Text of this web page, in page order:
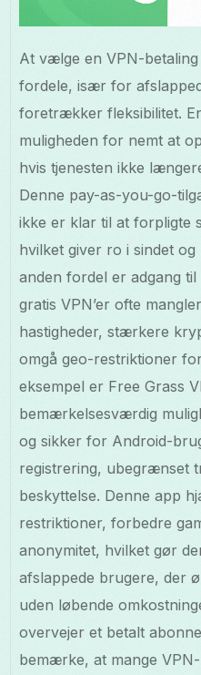
At vælge en VPN-
fordele, især for
foretrækker fleksibilitet.
muligheden for nemt at
hvis tjenesten ikke
Denne pay-as-you-go-
ikke er klar til at forpligte
hvilket giver ro i sindet
anden fordel er adgang
gratis VPN’er ofte
hastigheder, stærkere
omgå geo-restriktioner
eksempel er Free Grass
bemærkelsesværdig
og sikker for Android-
registrering, ubegrænset
beskyttelse. Denne app
restriktioner, forbedre
anonymitet, hvilket gør
afslappede brugere, der
uden løbende
overvejer et betalt
bemærke, at mange